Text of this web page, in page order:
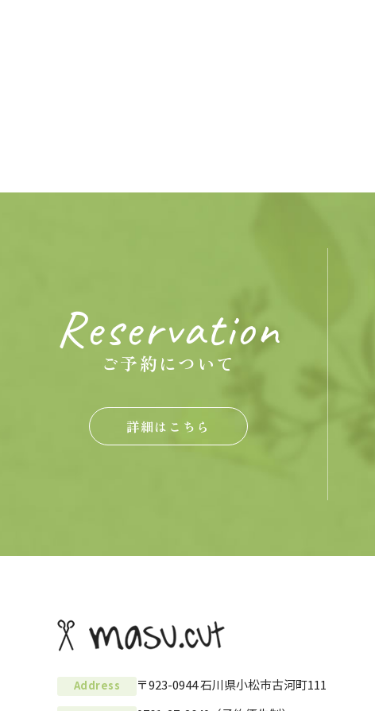
Reservation
ご予約について
詳細はこちら
Address 〒923-0944 石川県小松市古河町111